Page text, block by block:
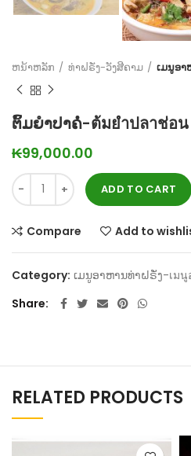
ຫນ້າຫລັກ ທ່າຝຣັ່ງ-ວັງສີຄາມ ເມນູອ
ຕົ້ມຍຳປາຄໍ່-ต้มยำปลาช่อน
₭99,000.00
ADD TO CART
Compare Add to
Category: ເມນູອາຫານທ່າຝຣັ່ງ-เมนู
Share
RELATED PRODUCTS